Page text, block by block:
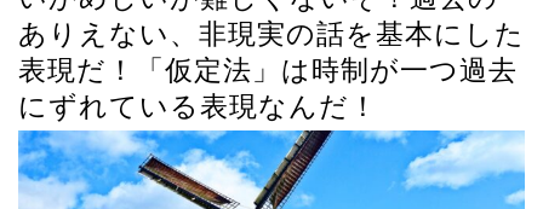
ありえない、非現実の話を基本にした
表現だ！「仮定法」は時制が一つ過去
にずれている表現なんだ！